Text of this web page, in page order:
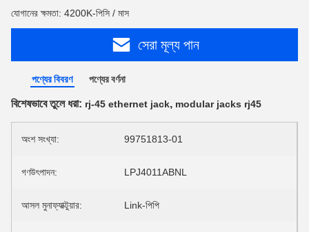
যোগানের ক্ষমতা: 4200K-পিসি / মাস
সেরা মূল্য পান
পণ্যের বিবরণ পণ্যের বর্ণনা
বিশেষভাবে তুলে ধরা: rj-45 ethernet jack, modular jacks rj45
অংশ সংখ্যা: 99751813-01
গণউৎপাদন: LPJ4011ABNL
আসল মুনাফ্যাক্টুয়ার: Link-পিপি